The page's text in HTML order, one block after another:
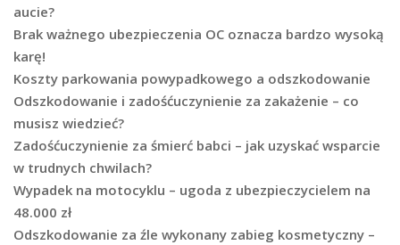
aucie?
Brak ważnego ubezpieczenia OC oznacza bardzo wysoką
karę!
Koszty parkowania powypadkowego a odszkodowanie
Odszkodowanie i zadośćuczynienie za zakażenie – co
musisz wiedzieć?
Zadośćuczynienie za śmierć babci – jak uzyskać wsparcie
w trudnych chwilach?
Wypadek na motocyklu – ugoda z ubezpieczycielem na
48.000 zł
Odszkodowanie za źle wykonany zabieg kosmetyczny –